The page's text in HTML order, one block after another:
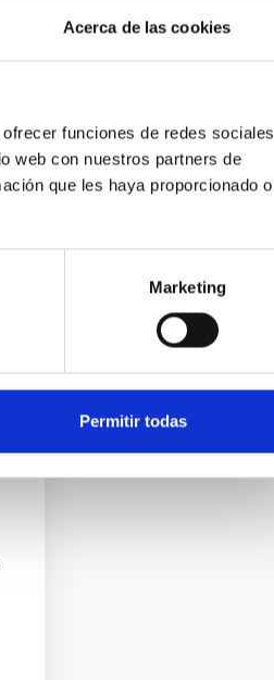
Acerca de las cookies
funciones de redes sociales
web con nuestros partners de
que les haya proporcionado o
Marketing
Permitir todas
el